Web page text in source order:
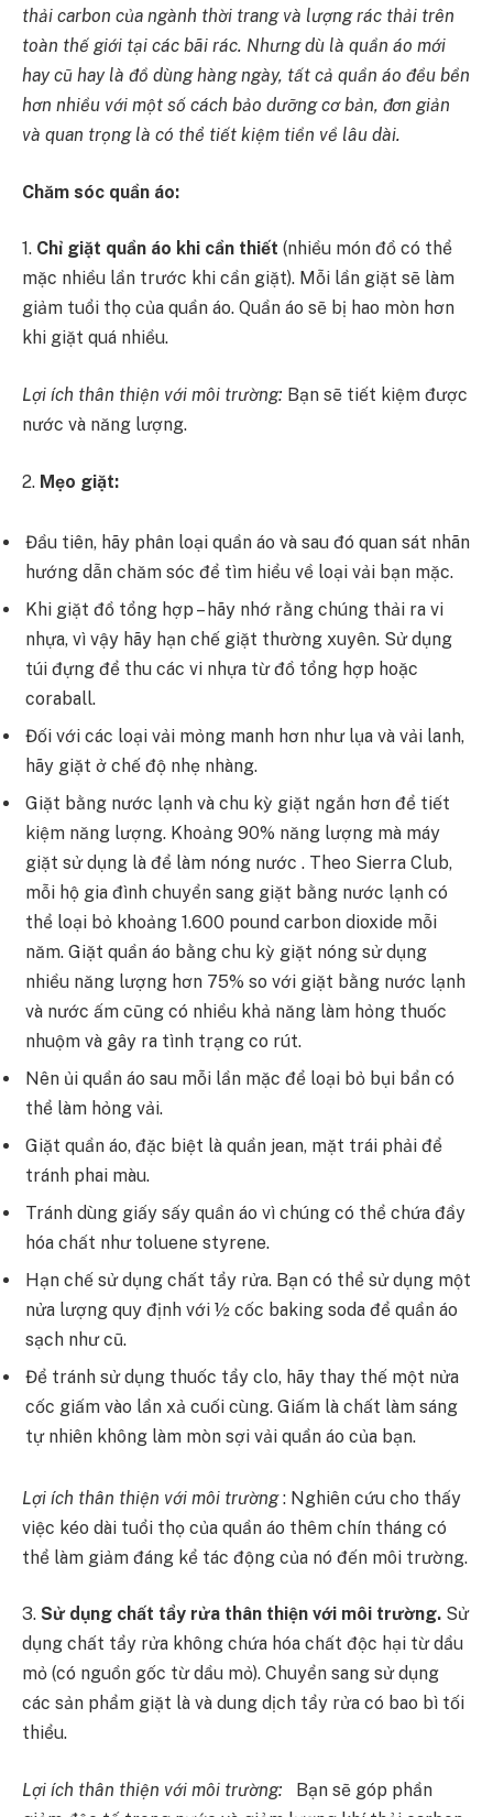
thải carbon của ngành thời trang và lượng rác thải trên
toàn thế giới tại các bãi rác. Nhưng dù là quần áo mới
hay cũ hay là đồ dùng hàng ngày, tất cả quần áo đều bền
hơn nhiều với một số cách bảo dưỡng cơ bản, đơn giản
và quan trọng là có thể tiết kiệm tiền về lâu dài.
Chăm sóc quần áo:
1. Chỉ giặt quần áo khi cần thiết (nhiều món đồ có thể
mặc nhiều lần trước khi cần giặt). Mỗi lần giặt sẽ làm
giảm tuổi thọ của quần áo. Quần áo sẽ bị hao mòn hơn
khi giặt quá nhiều.
Lợi ích thân thiện với môi trường: Bạn sẽ tiết kiệm được
nước và năng lượng.
2. Mẹo giặt:
Đầu tiên, hãy phân loại quần áo và sau đó quan sát nhãn
hướng dẫn chăm sóc để tìm hiểu về loại vải bạn mặc.
Khi giặt đồ tổng hợp – hãy nhớ rằng chúng thải ra vi
nhựa, vì vậy hãy hạn chế giặt thường xuyên. Sử dụng
túi đựng để thu các vi nhựa từ đồ tổng hợp hoặc
coraball.
Đối với các loại vải mỏng manh hơn như lụa và vải lanh,
hãy giặt ở chế độ nhẹ nhàng.
Giặt bằng nước lạnh và chu kỳ giặt ngắn hơn để tiết
kiệm năng lượng. Khoảng 90% năng lượng mà máy
giặt sử dụng là để làm nóng nước . Theo Sierra Club,
mỗi hộ gia đình chuyển sang giặt bằng nước lạnh có
thể loại bỏ khoảng 1.600 pound carbon dioxide mỗi
năm. Giặt quần áo bằng chu kỳ giặt nóng sử dụng
nhiều năng lượng hơn 75% so với giặt bằng nước lạnh
và nước ấm cũng có nhiều khả năng làm hỏng thuốc
nhuộm và gây ra tình trạng co rút.
Nên ủi quần áo sau mỗi lần mặc để loại bỏ bụi bẩn có
thể làm hỏng vải.
Giặt quần áo, đặc biệt là quần jean, mặt trái phải để
tránh phai màu.
Tránh dùng giấy sấy quần áo vì chúng có thể chứa đầy
hóa chất như toluene styrene.
Hạn chế sử dụng chất tẩy rửa. Bạn có thể sử dụng một
nửa lượng quy định với ½ cốc baking soda để quần áo
sạch như cũ.
Để tránh sử dụng thuốc tẩy clo, hãy thay thế một nửa
cốc giấm vào lần xả cuối cùng. Giấm là chất làm sáng
tự nhiên không làm mòn sợi vải quần áo của bạn.
Lợi ích thân thiện với môi trường: Nghiên cứu cho thấy
việc kéo dài tuổi thọ của quần áo thêm chín tháng có
thể làm giảm đáng kể tác động của nó đến môi trường.
3. Sử dụng chất tẩy rửa thân thiện với môi trường. Sử
dụng chất tẩy rửa không chứa hóa chất độc hại từ dầu
mỏ (có nguồn gốc từ dầu mỏ). Chuyển sang sử dụng
các sản phẩm giặt là và dung dịch tẩy rửa có bao bì tối
thiểu.
Lợi ích thân thiện với môi trường: Bạn sẽ góp phần